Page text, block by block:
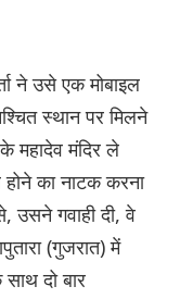
ने उसे एक मोबाइल
स्थान पर मिलने
महादेव मंदिर ले
का नाटक करना
उसने गवाही दी, वे
(गुजरात) में
दो बार